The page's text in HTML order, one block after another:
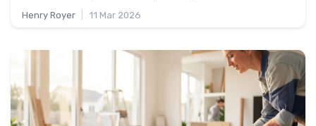
Henry Royer 11 Mar 2026